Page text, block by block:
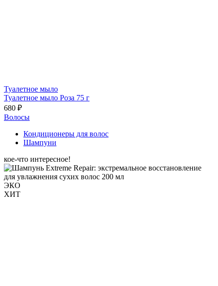
Туалетное мыло
Туалетное мыло Роза 75 г
680 ₽
Волосы
Кондиционеры для волос
Шампуни
кое-что интересное!
ЭКО
ХИТ